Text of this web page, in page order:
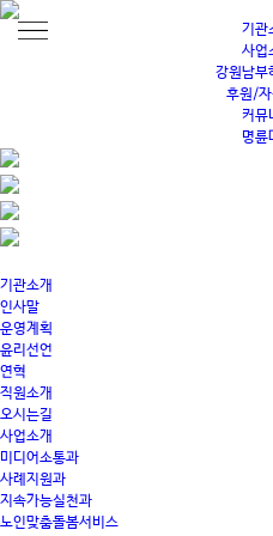
기관
사업
강원남부
후원/
커뮤
명륜
기관소개
인사말
운영계획
윤리선언
연혁
직원소개
오시는길
사업소개
미디어소통과
사례지원과
지속가능실천과
노인맞춤돌봄서비스